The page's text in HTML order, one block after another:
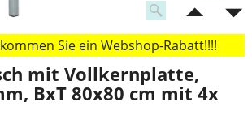
Sie ein Webshop-Rabatt!!!!
mit Vollkernplatte,
BxT 80x80 cm mit 4x